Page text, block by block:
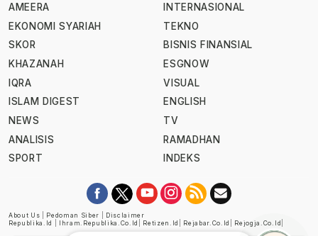
AMEERA
EKONOMI SYARIAH
SKOR
KHAZANAH
IQRA
ISLAM DIGEST
NEWS
ANALISIS
SPORT
INTERNASIONAL
TEKNO
BISNIS FINANSIAL
ESGNOW
VISUAL
ENGLISH
TV
RAMADHAN
INDEKS
About Us Pedoman Siber
Disclaimer
Republika.id
Ihram.republika.co.id Retizen.id Rejabar.co.id Rejogja.co.id